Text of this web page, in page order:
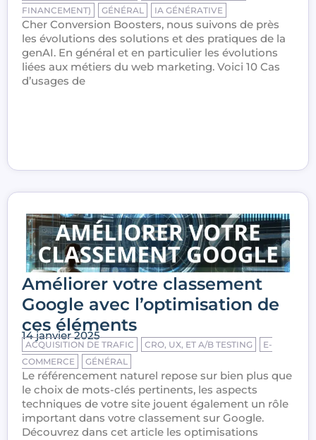
FINANCEMENT)
GÉNÉRAL IA GÉNÉRATIVE
Cher Conversion Boosters, nous suivons de près
les évolutions des solutions et des pratiques de la
genAI. En général et en particulier les évolutions
liées aux métiers du web marketing. Voici 10 Cas
d’usages de
Améliorer votre classement
Google avec l’optimisation de
ces éléments
14 janvier 2025
ACQUISITION DE TRAFIC CRO, UX, ET A/B TESTING
E-
COMMERCE
GÉNÉRAL
Le référencement naturel repose sur bien plus que
le choix de mots-clés pertinents, les aspects
techniques de votre site jouent également un rôle
important dans votre classement sur Google.
Découvrez dans cet article les optimisations